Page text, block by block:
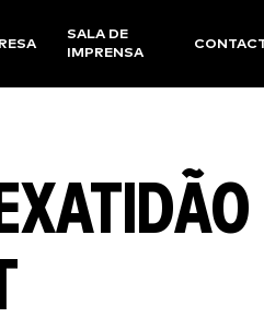
SALA DE
IMPRENSA